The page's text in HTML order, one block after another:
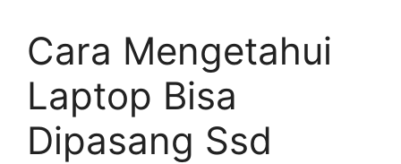
Cara Mengetahui
Laptop Bisa
Dipasang Ssd